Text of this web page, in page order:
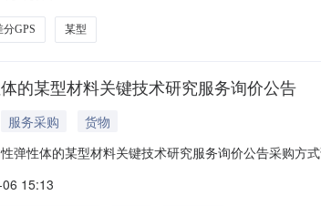
GPS 某型
的某型材料关键技术研究服务询价公告
服务采购
货物
弹性体的某型材料关键技术研究服务询价公告采购方
15:13